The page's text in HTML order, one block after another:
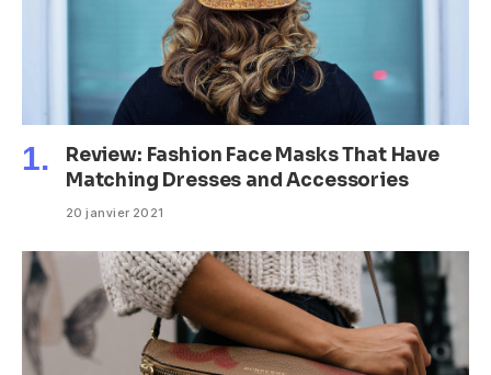
Review: Fashion Face Masks That Have
Matching Dresses and Accessories
20 janvier 2021